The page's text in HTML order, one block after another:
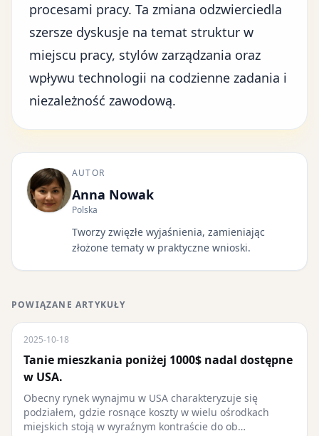
procesami pracy. Ta zmiana odzwierciedla
szersze dyskusje na temat struktur w
miejscu pracy, stylów zarządzania oraz
wpływu technologii na codzienne zadania i
niezależność zawodową.
AUTOR
Anna Nowak
Polska
Tworzy zwięzłe wyjaśnienia, zamieniając
złożone tematy w praktyczne wnioski.
POWIĄZANE ARTYKUŁY
2025-10-18
Tanie mieszkania poniżej 1000$ nadal dostępne
w USA.
Obecny rynek wynajmu w USA charakteryzuje się
podziałem, gdzie rosnące koszty w wielu ośrodkach
miejskich stoją w wyraźnym kontraście do ob…